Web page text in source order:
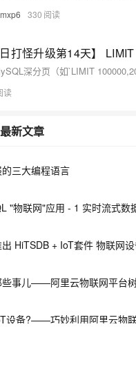
330
最新文章
三大编程语言
"物联网"应用 - 1 实时流式数
HiTSDB + IoT套件 物联网
些事儿——阿里云物联网平台
设备?——巧妙利用阿里云物
小眯眼摄像头产品培训 - 物联